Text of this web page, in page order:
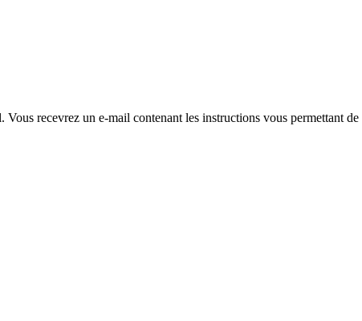
recevrez un e-mail contenant les instructions vous permettant